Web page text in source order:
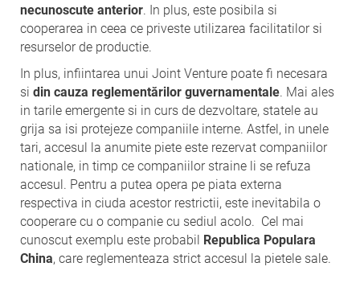
necunoscute anterior. In plus, este posibila si
cooperarea in ceea ce priveste utilizarea facilitatilor si
resurselor de productie.
In plus, infiintarea unui Joint Venture poate fi necesara
si din cauza reglementărilor guvernamentale. Mai ales
in tarile emergente si in curs de dezvoltare, statele au
grija sa isi protejeze companiile interne. Astfel, in unele
tari, accesul la anumite piete este rezervat companiilor
nationale, in timp ce companiilor straine li se refuza
accesul. Pentru a putea opera pe piata externa
respectiva in ciuda acestor restrictii, este inevitabila o
cooperare cu o companie cu sediul acolo. Cel mai
cunoscut exemplu este probabil Republica Populara
China, care reglementeaza strict accesul la pietele sale.